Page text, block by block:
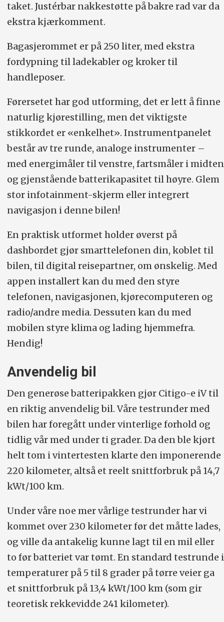
taket. Justérbar nakkestøtte på bakre rad var da
ekstra kjærkomment.
Bagasjerommet er på 250 liter, med ekstra
fordypning til ladekabler og kroker til
handleposer.
Førersetet har god utforming, det er lett å finne
naturlig kjørestilling, men det viktigste
stikkordet er «enkelhet». Instrumentpanelet
består av tre runde, analoge instrumenter –
med energimåler til venstre, fartsmåler i midten
og gjenstående batterikapasitet til høyre. Glem
stor infotainment-skjerm eller integrert
navigasjon i denne bilen!
En praktisk utformet holder øverst på
dashbordet gjør smarttelefonen din, koblet til
bilen, til digital reisepartner, om ønskelig. Med
appen installert kan du med den styre
telefonen, navigasjonen, kjørecomputeren og
radio/andre media. Dessuten kan du med
mobilen styre klima og lading hjemmefra.
Hendig!
Anvendelig bil
Den generøse batteripakken gjør Citigo-e iV til
en riktig anvendelig bil. Våre testrunder med
bilen har foregått under vinterlige forhold og
tidlig vår med under ti grader. Da den ble kjørt
helt tom i vintertesten klarte den imponerende
220 kilometer, altså et reelt snittforbruk på 14,7
kWt/100 km.
Under våre noe mer vårlige testrunder har vi
kommet over 230 kilometer før det måtte lades,
og ville da antakelig kunne lagt til en mil eller
to før batteriet var tømt. En standard testrunde i
temperaturer på 5 til 8 grader på tørre veier ga
et snittforbruk på 13,4 kWt/100 km (som gir
teoretisk rekkevidde 241 kilometer).